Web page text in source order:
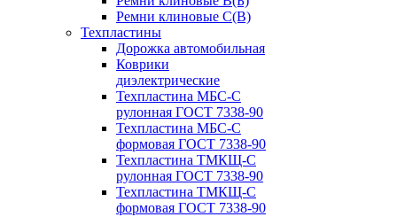
Ремни клиновые С(В)
Техпластины
Дорожка автомобильная
Коврики
диэлектрические
Техпластина МБС-С
рулонная ГОСТ 7338-90
Техпластина МБС-С
формовая ГОСТ 7338-90
Техпластина ТМКЩ-С
рулонная ГОСТ 7338-90
Техпластина ТМКЩ-С
формовая ГОСТ 7338-90